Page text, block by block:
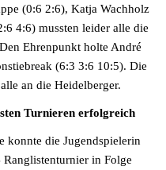
(0:6 2:6), Katja Wachholz
4:6) mussten leider alle die
Ehrenpunkt holte André
(6:3 3:6 10:5). Die
an die Heidelberger.
Turnieren erfolgreich
konnte die Jugendspielerin
in Folge